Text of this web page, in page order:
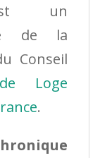
un
de la
Conseil
Loge
.